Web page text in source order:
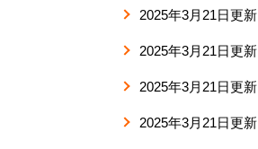
2025年3月21日更新
2025年3月21日更新
2025年3月21日更新
2025年3月21日更新